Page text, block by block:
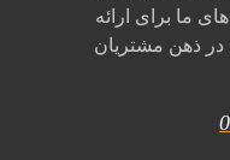
ما برای ارائه
ذهن مشتریان